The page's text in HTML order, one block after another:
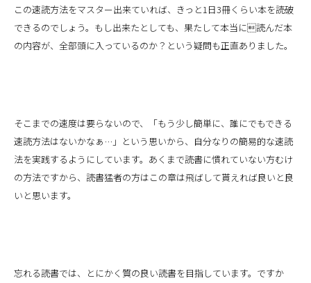
この速読方法をマスター出来ていれば、きっと1日3冊くらい本を読破
できるのでしょう。もし出来たとしても、果たして本当に読んだ本
の内容が、全部頭に入っているのか？という疑問も正直ありました。
そこまでの速度は要らないので、「もう少し簡単に、誰にでもできる
速読方法はないかなぁ…」という思いから、自分なりの簡易的な速読
法を実践するようにしています。あくまで読書に慣れていない方むけ
の方法ですから、読書猛者の方はこの章は飛ばして貰えれば良いと良
いと思います。
忘れる読書では、とにかく質の良い読書を目指しています。ですか